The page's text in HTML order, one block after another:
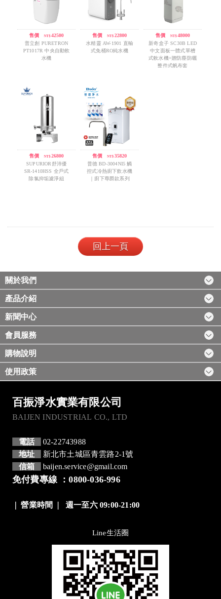
售價 /NT$42500
普立創 PURETRON
PT1017R 中央自動軟
水機
售價 /NT$22800
水精靈 AW-1901 直輸
式免桶RO純水機
售價 /NT$48000
新奇盒子 SC30B LED
中文面板一體式單槽
式軟水機+贈防塵防曬
整件式帆布套
售價 /NT$26800
SUPURIOR舒沛優
SR-1410HSS 全戶式
除氯抑垢濾淨組
售價 /NT$35820
普德 BD-3004NI5 觸
控式冷熱廚下飲水機
｜廚下尊爵款系列
回上一頁
關於我們
產品介紹
新聞中心
會員服務
購物說明
使用政策
百振淨水實業有限公司
BAIJEN INDUSTRIAL CO., LTD
電話
02-22743988
地址
新北市土城區青雲路2-1號
信箱
baijen.service@gmail.com
免付費專線 ：0800-036-996
營業時間 ❘週一至六 09:00-21:00
Line生活圈